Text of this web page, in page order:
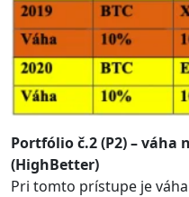
Portfólio č.2 (P2) –
(HighBetter)
Pri tomto prístupe je